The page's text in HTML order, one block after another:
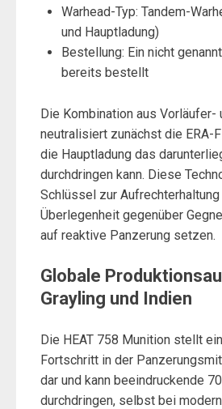
Warhead-Typ: Tandem-
und Hauptladung)
Bestellung: Ein nicht
bereits bestellt
Die Kombination aus Vorläufer-
neutralisiert zunächst die ERA-
die Hauptladung das
durchdringen kann. Diese
Schlüssel zur
Überlegenheit gegenüber
auf reaktive Panzerung setzen.
Globale
Grayling und Indien
Die HEAT 758 Munition stellt
Fortschritt in der
dar und kann beeindruckende
durchdringen, selbst bei